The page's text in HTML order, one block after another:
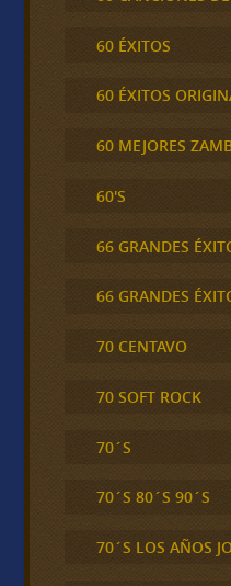
60 ÉXITOS
60 ÉXITOS
60 MEJORES
60'S
66 GRANDES
66 GRANDES
70 CENTAVO
70 SOFT ROCK
70´S
70´S 80´S 90´S
70´S LOS AÑOS